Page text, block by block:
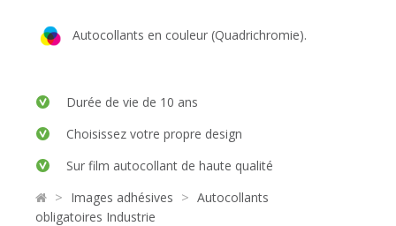
Autocollants en couleur (Quadrichromie).
Durée de vie de 10 ans
Choisissez votre propre design
Sur film autocollant de haute qualité
> Images adhésives > Autocollants
obligatoires Industrie